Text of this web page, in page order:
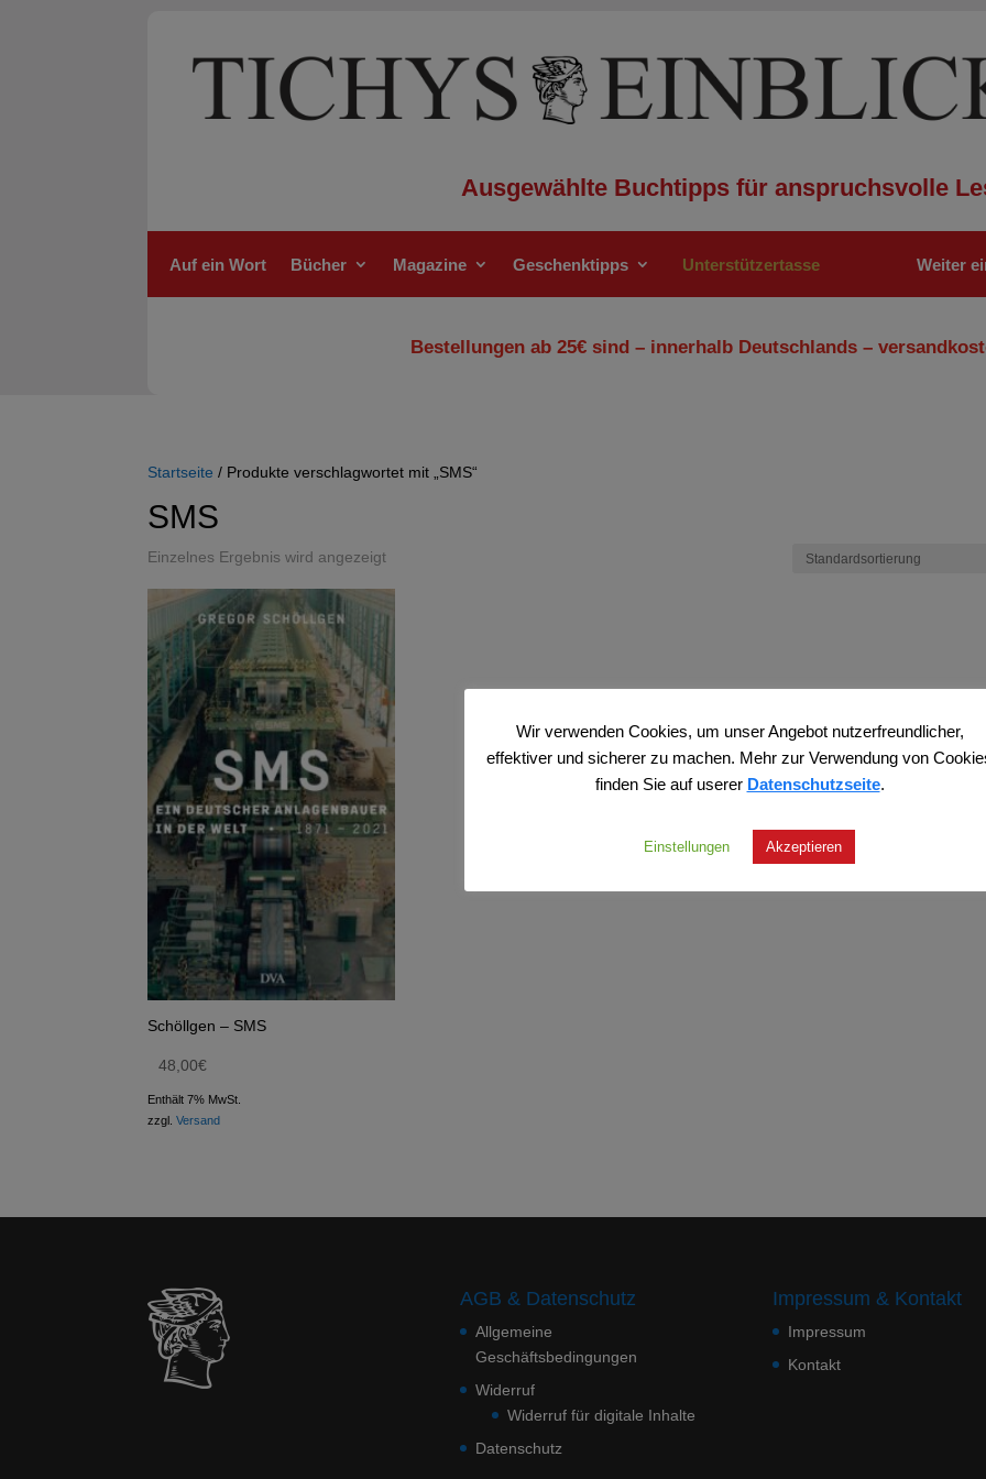
Ausgewählte Buchtipps für anspruchsvolle
Auf ein Wort Bücher Magazine Geschenktipps Unterstützertasse Weiter
Bestellungen ab 25€ sind – innerhalb Deutschlands –
Startseite / Produkte verschlagwortet mit „SMS“
SMS
Einzelnes Ergebnis wird angezeigt
Schöllgen – SMS
48,00€
Enthält 7% MwSt.
zzgl.Versand
AGB & Datenschutz
Allgemeine
Geschäftsbedingungen
Widerruf
Widerruf für digitale Inhalte
Datenschutz
Impressum & Kontakt
Impressum
Kontakt
Wir verwenden Cookies, um unser Angebot nutzerfreundlicher,
effektiver und sicherer zu machen. Mehr zur Verwendung von
finden Sie auf userer Datenschutzseite.
Einstellungen Akzeptieren